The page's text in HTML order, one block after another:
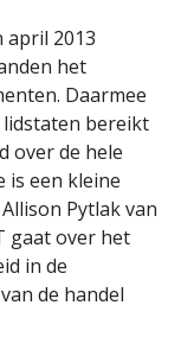
april 2013
het
Daarmee
lidstaten bereikt
over de hele
is een kleine
Pytlak van
gaat over het
in de
de handel